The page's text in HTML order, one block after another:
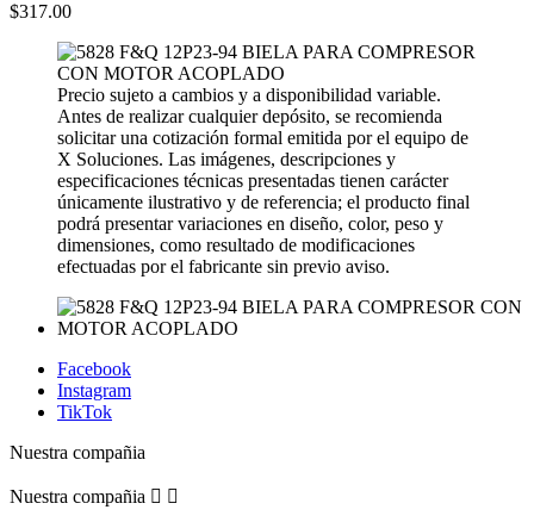
$317.00
Precio sujeto a cambios y a disponibilidad variable.
Antes de realizar cualquier depósito, se recomienda
solicitar una cotización formal emitida por el equipo de
X Soluciones. Las imágenes, descripciones y
especificaciones técnicas presentadas tienen carácter
únicamente ilustrativo y de referencia; el producto final
podrá presentar variaciones en diseño, color, peso y
dimensiones, como resultado de modificaciones
efectuadas por el fabricante sin previo aviso.
Facebook
Instagram
TikTok
Nuestra compañia
Nuestra compañia  